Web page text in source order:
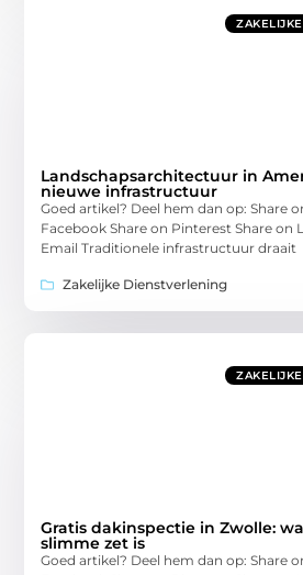
Landschapsarchitectuur in
nieuwe infrastructuur
Goed artikel? Deel hem dan op: Share
Facebook Share on Pinterest Share on
Email Traditionele infrastructuur draait
Zakelijke Dienstverlening
Gratis dakinspectie in Zwolle:
slimme zet is
Goed artikel? Deel hem dan op: Share